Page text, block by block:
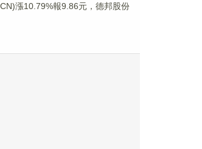
漲10.79%報9.86元，德邦股份